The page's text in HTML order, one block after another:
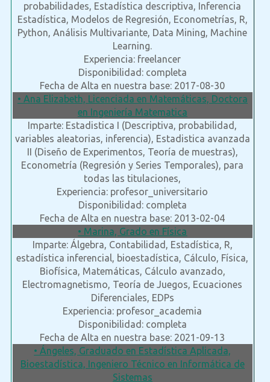
probabilidades, Estadística descriptiva, Inferencia
Estadística, Modelos de Regresión, Econometrías, R,
Python, Análisis Multivariante, Data Mining, Machine
Learning.
Experiencia: freelancer
Disponibilidad: completa
Fecha de Alta en nuestra base: 2017-08-30
• Ana Elizabeth, Licenciada en Matemáticas, Doctora
en Ingeniería Matematica
Imparte: Estadistica I (Descriptiva, probabilidad,
variables aleatorias, inferencia), Estadistica avanzada
II (Diseño de Experimentos, Teoría de muestras),
Econometría (Regresión y Series Temporales), para
todas las titulaciones,
Experiencia: profesor_universitario
Disponibilidad: completa
Fecha de Alta en nuestra base: 2013-02-04
• Marina, Grado en Física
Imparte: Álgebra, Contabilidad, Estadística, R,
estadística inferencial, bioestadística, Cálculo, Física,
Biofísica, Matemáticas, Cálculo avanzado,
Electromagnetismo, Teoría de Juegos, Ecuaciones
Diferenciales, EDPs
Experiencia: profesor_academia
Disponibilidad: completa
Fecha de Alta en nuestra base: 2021-09-13
• Ángeles, Graduado en Estadística Aplicada,
Bioestadística, Ingeniero Técnico en Informática de
Sistemas